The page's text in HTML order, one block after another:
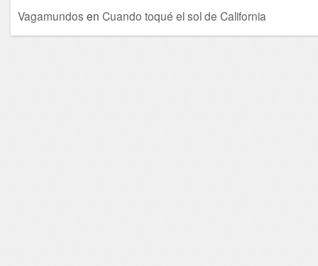
Vagamundos en Cuando toqué el sol de California